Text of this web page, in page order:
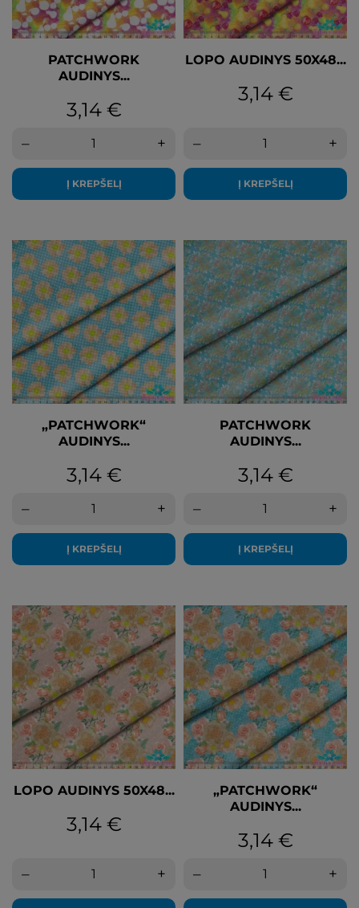
PATCHWORK
AUDINYS...
Kaina
3,14 €
– +
Į KREPŠELĮ
LOPO AUDINYS 50X48...
Kaina
3,14 €
– +
Į KREPŠELĮ
„PATCHWORK“
AUDINYS...
Kaina
3,14 €
– +
Į KREPŠELĮ
PATCHWORK
AUDINYS...
Kaina
3,14 €
– +
Į KREPŠELĮ
LOPO AUDINYS 50X48...
Kaina
3,14 €
– +
„PATCHWORK“
AUDINYS...
Kaina
3,14 €
– +